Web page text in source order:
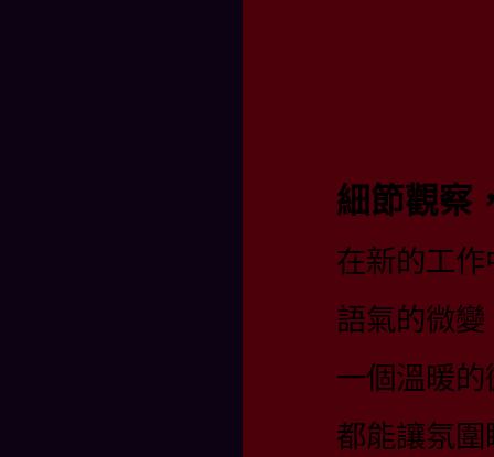
細節觀察
在新的工
語氣的微
一個溫暖
都能讓氛